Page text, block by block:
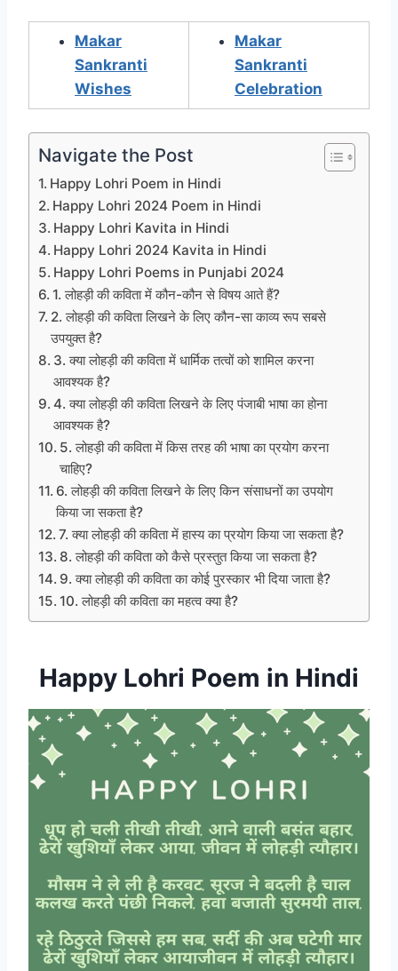
Makar
Sankranti
Wishes
Makar
Sankranti
Celebration
Navigate the Post
Happy Lohri Poem in Hindi
Happy Lohri 2024 Poem in Hindi
Happy Lohri Kavita in Hindi
Happy Lohri 2024 Kavita in Hindi
Happy Lohri Poems in Punjabi 2024
1. लोहड़ी की कविता में कौन-कौन से विषय आते हैं?
2. लोहड़ी की कविता लिखने के लिए कौन-सा काव्य रूप सबसे
उपयुक्त है?
3. क्या लोहड़ी की कविता में धार्मिक तत्वों को शामिल करना
आवश्यक है?
4. क्या लोहड़ी की कविता लिखने के लिए पंजाबी भाषा का होना
आवश्यक है?
5. लोहड़ी की कविता में किस तरह की भाषा का प्रयोग करना
चाहिए?
6. लोहड़ी की कविता लिखने के लिए किन संसाधनों का उपयोग
किया जा सकता है?
7. क्या लोहड़ी की कविता में हास्य का प्रयोग किया जा सकता है?
8. लोहड़ी की कविता को कैसे प्रस्तुत किया जा सकता है?
9. क्या लोहड़ी की कविता का कोई पुरस्कार भी दिया जाता है?
10. लोहड़ी की कविता का महत्व क्या है?
Happy Lohri Poem in Hindi